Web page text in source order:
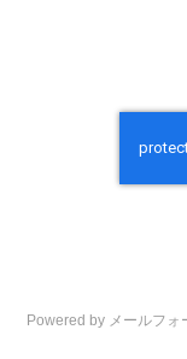
Powered by メールフォ